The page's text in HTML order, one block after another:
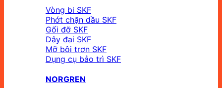
Vòng bi SKF
Phớt chặn dầu SKF
Gối đỡ SKF
Dây đai SKF
Mỡ bôi trơn SKF
Dụng cụ bảo trì SKF
NORGREN